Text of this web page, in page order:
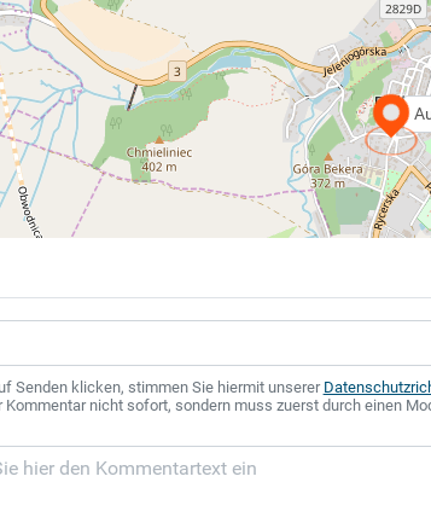
Senden klicken, stimmen Sie hiermit unserer
Kommentar nicht sofort, sondern muss zuerst durch einen